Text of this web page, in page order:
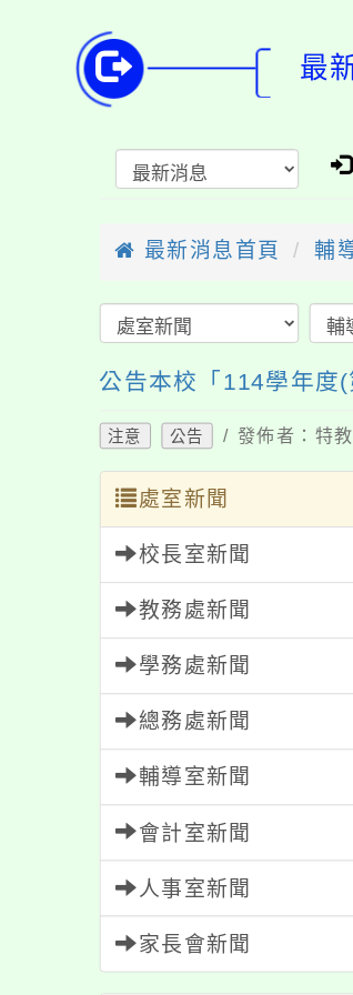
最
最新消息首頁 輔
公告本校「114學年度
注意 公告 / 發佈者：特
處室新聞
校長室新聞
教務處新聞
學務處新聞
總務處新聞
輔導室新聞
會計室新聞
人事室新聞
家長會新聞